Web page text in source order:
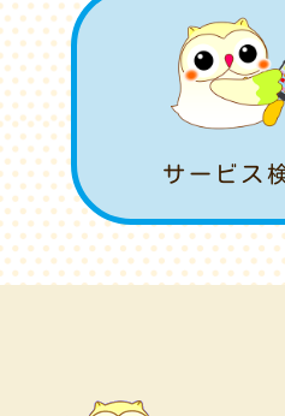
サービス